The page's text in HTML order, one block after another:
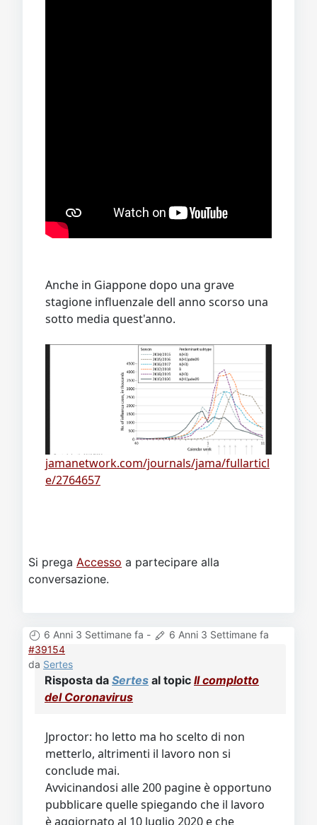
Anche in Giappone dopo una grave
stagione influenzale dell anno scorso una
sotto media quest'anno.
jamanetwork.com/journals/jama/fullarticl
e/2764657
Si prega Accesso a partecipare alla
conversazione.
6 Anni 3 Settimane fa -
6 Anni 3 Settimane fa
#39154
da Sertes
Risposta da Sertes al topic Il complotto
del Coronavirus
Jproctor: ho letto ma ho scelto di non
metterlo, altrimenti il lavoro non si
conclude mai.
Avvicinandosi alle 200 pagine è opportuno
pubblicare quelle spiegando che il lavoro
è aggiornato al 10 luglio 2020 e che